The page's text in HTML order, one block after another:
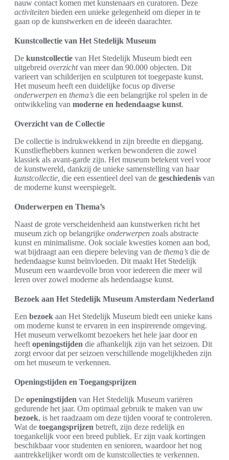
nauw contact komen met kunstenaars en curatoren. Deze
activiteiten bieden een unieke gelegenheid om dieper in te
gaan op de kunstwerken en de ideeën daarachter.
Kunstcollectie van Het Stedelijk Museum
De kunstcollectie van Het Stedelijk Museum biedt een
uitgebreid overzichtvan meer dan 90.000 objecten. Dit
varieert van schilderijen en sculpturen tot toegepaste kunst.
Het museum heeft een duidelijke focus op diverse
onderwerpen en thema’s die een belangrijke rol spelen in de
ontwikkeling van moderne en hedendaagse kunst.
Overzicht van de Collectie
De collectie is indrukwekkend in zijn breedte en diepgang.
Kunstliefhebbers kunnen werken bewonderen die zowel
klassiek als avant-garde zijn. Het museum betekent veel voor
de kunstwereld, dankzij de unieke samenstelling van haar
kunstcollectie, die een essentieel deel van de geschiedenis van
de moderne kunst weerspiegelt.
Onderwerpen en Thema’s
Naast de grote verscheidenheid aan kunstwerken richt het
museum zich op belangrijke onderwerpen zoals abstracte
kunst en minimalisme. Ook sociale kwesties komen aan bod,
wat bijdraagt aan een diepere beleving van de thema’s die de
hedendaagse kunst beïnvloeden. Dit maakt Het Stedelijk
Museum een waardevolle bron voor iedereen die meer wil
leren over zowel moderne als hedendaagse kunst.
Bezoek aan Het Stedelijk Museum Amsterdam Nederland
Een bezoek aan Het Stedelijk Museum biedt een unieke kans
om moderne kunst te ervaren in een inspirerende omgeving.
Het museum verwelkomt bezoekers het hele jaar door en
heeft openingstijden die afhankelijk zijn van het seizoen. Dit
zorgt ervoor dat per seizoen verschillende mogelijkheden zijn
om het museum te verkennen.
Openingstijden en Toegangsprijzen
De openingstijden van Het Stedelijk Museum variëren
gedurende het jaar. Om optimaal gebruik te maken van uw
bezoek, is het raadzaam om deze tijden vooraf te controleren.
Wat de toegangsprijzen betreft, zijn deze redelijk en
toegankelijk voor een breed publiek. Er zijn vaak kortingen
beschikbaar voor studenten en senioren, waardoor het nog
aantrekkelijker wordt om de kunstcollecties te verkennen.